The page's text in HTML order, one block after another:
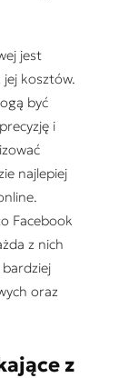
jest
kosztów.
być
i
najlepiej
Facebook
z nich
oraz
z